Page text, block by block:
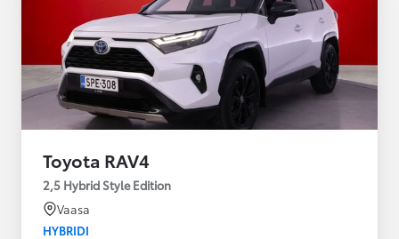
Toyota RAV4
2,5 Hybrid Style Edition
Vaasa
HYBRIDI